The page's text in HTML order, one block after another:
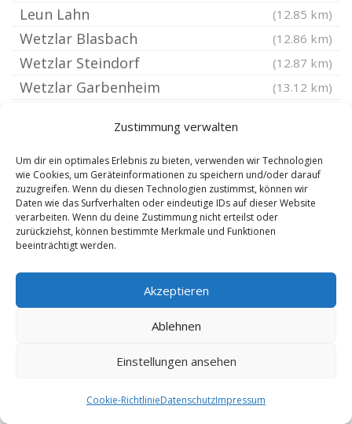
Zustimmung verwalten
Um dir ein optimales Erlebnis zu bieten, verwenden wir Technologien
wie Cookies, um Geräteinformationen zu speichern und/oder darauf
zuzugreifen. Wenn du diesen Technologien zustimmst, können wir
Daten wie das Surfverhalten oder eindeutige IDs auf dieser Website
verarbeiten. Wenn du deine Zustimmung nicht erteilst oder
zurückziehst, können bestimmte Merkmale und Funktionen
beeinträchtigt werden.
Akzeptieren
Ablehnen
Einstellungen ansehen
Cookie-RichtlinieDatenschutzImpressum
Leun Lahn (12.85 km)
Wetzlar Blasbach (12.86 km)
Wetzlar Steindorf (12.87 km)
Wetzlar Garbenheim (13.12 km)
Biedenkopf (13.66 km)
Lollar (13.67 km)
Bad Laasphe (13.84 km)
Staufenberg Hessen (13.91 km)
Liebenscheid
Heuchelheim Kreis Gießen
Marburg Allna (14.17 km)
Gießen Allendorf
Burbach Siegerland